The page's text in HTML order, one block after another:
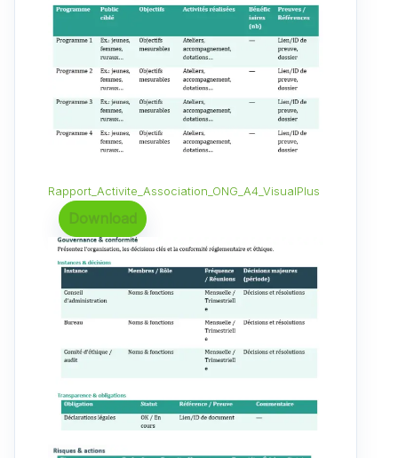
Rapport_Activite_Association_ONG_A4_VisualPlus
Download